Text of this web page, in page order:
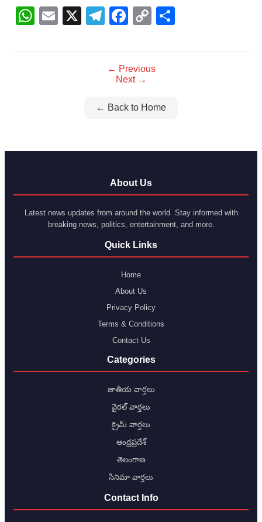
WhatsApp
Email
X Telegram
Facebook
Copy
← Previous
Next →
← Back to Home
About Us
Latest news updates from around the world. Stay informed with
breaking news, politics, entertainment, and more.
Quick Links
Home
About Us
Privacy Policy
Terms & Conditions
Contact Us
Categories
జాతీయ వార్తలు
వైరల్ వార్తలు
క్రైమ్ వార్తలు
ఆంధ్రప్రదేశ్
తెలంగాణ
సినిమా వార్తలు
Contact Info